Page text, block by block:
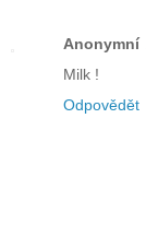
Anonymní
Milk !
Odpovědět